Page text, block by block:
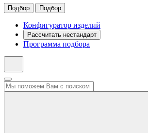
Подбор Подбор
Конфигуратор изделий
Рассчитать нестандарт
Программа подбора